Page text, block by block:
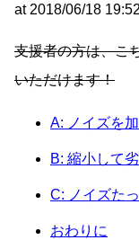
at 2018/06/18 19:52
支援者の方は、こ
いただけます！
A: ノイズを
B: 縮小して
C: ノイズた
おわりに